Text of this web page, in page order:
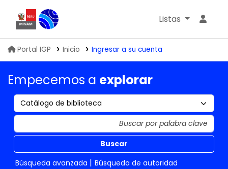
Biblioteca IGP
Listas
Portal IGP Inicio Ingresar a su cuenta
Empecemos a explorar
Buscar
Búsqueda avanzada
Búsqueda de autoridad